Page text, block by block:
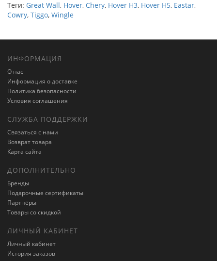
Теги: Great Wall, Hover, Chery, Hover H3, Hover H5, Eastar,
Cowry, Tiggo, Wingle
ИНФОРМАЦИЯ
О нас
Информация о доставке
Политика безопасности
Условия соглашения
СЛУЖБА ПОДДЕРЖКИ
Связаться с нами
Возврат товара
Карта сайта
ДОПОЛНИТЕЛЬНО
Бренды
Подарочные сертификаты
Партнёры
Товары со скидкой
ЛИЧНЫЙ КАБИНЕТ
Личный кабинет
История заказов